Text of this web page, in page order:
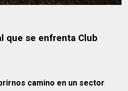
que se enfrenta Club
camino en un sector